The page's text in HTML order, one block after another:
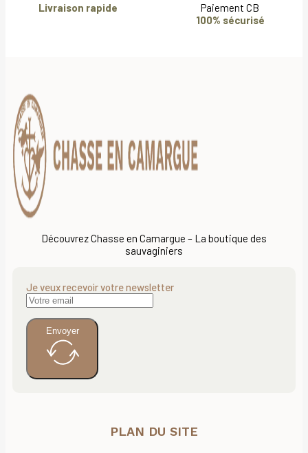
Livraison rapide
Paiement CB
100% sécurisé
Découvrez Chasse en Camargue – La boutique des
sauvaginiers
Je veux recevoir votre newsletter
Envoyer
PLAN DU SITE